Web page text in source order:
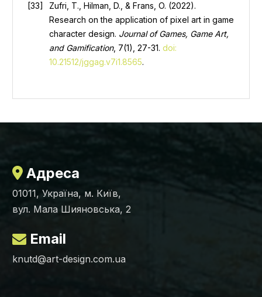
Zufri, T., Hilman, D., & Frans, O. (2022).
Research on the application of pixel art in game
character design. Journal of Games, Game Art,
and Gamification, 7(1), 27-31. doi:
10.21512/jggag.v7i1.8565.
Адреса
01011, Україна, м. Київ,
вул. Мала Шияновська, 2
Email
knutd@art-design.com.ua